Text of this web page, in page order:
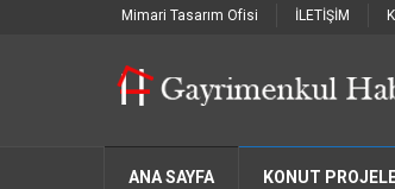
Mimari Tasarım Ofisi İLETİŞİM
ANA SAYFA KONUT